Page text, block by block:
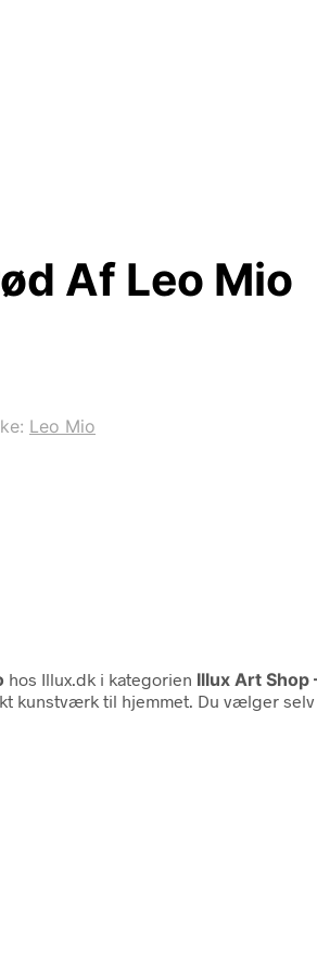
Af Leo Mio
Leo Mio
hos Illux.dk i kategorien Illux Art Shop
kunstværk til hjemmet. Du vælger